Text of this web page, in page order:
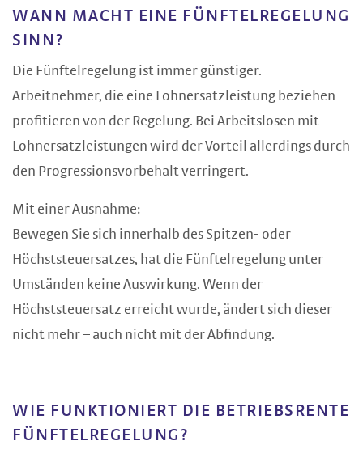
WANN MACHT EINE FÜNFTELREGELUNG
SINN?
Die Fünftelregelung ist immer günstiger.
Arbeitnehmer, die eine Lohnersatzleistung beziehen
profitieren von der Regelung. Bei Arbeitslosen mit
Lohnersatzleistungen wird der Vorteil allerdings durch
den Progressionsvorbehalt verringert.
Mit einer Ausnahme:
Bewegen Sie sich innerhalb des Spitzen- oder
Höchststeuersatzes, hat die Fünftelregelung unter
Umständen keine Auswirkung. Wenn der
Höchststeuersatz erreicht wurde, ändert sich dieser
nicht mehr – auch nicht mit der Abfindung.
WIE FUNKTIONIERT DIE BETRIEBSRENTE
FÜNFTELREGELUNG?